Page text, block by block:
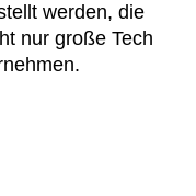
werden, die
nur große Tech